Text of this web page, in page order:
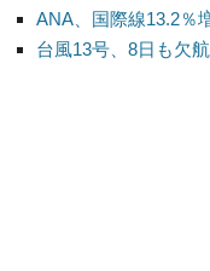
ANA、国際線13.2％
台風13号、8日も欠